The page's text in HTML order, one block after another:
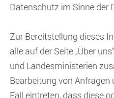
Datenschutz im Sinne der
Zur Bereitstellung dieses
alle auf der Seite „Über
und Landesministerien
Bearbeitung von
Fall eintreten, dass diese